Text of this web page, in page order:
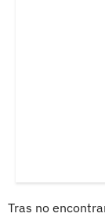
Tras no